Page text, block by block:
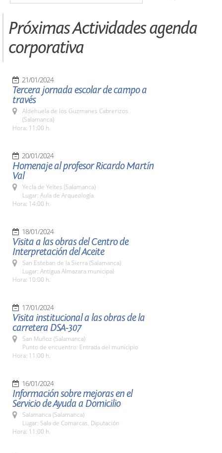
Próximas Actividades agenda
corporativa
21/01/2024
Tercera jornada escolar de campo a
través
Aldehuela de los Guzmanes Cabrerizos
(Salamanca)
Hora: 11:00 h.
20/01/2024
Homenaje al profesor Ricardo Martín
Val
Yecla de Yeltes (Salamanca)
Lugar: Aula de Arqueología
Hora: 14:00 h.
18/01/2024
Visita a las obras del Centro de
Interpretación del Aceite
San Esteban de la Sierra (Salamanca)
Lugar: Antigua Almazara municipal
Hora: 10:00 h.
17/01/2024
Visita institucional a las obras de la
carretera DSA-307
San Muñoz (Salamanca)
Punto de encuentro: Entrada del municipio
Hora: 11:00 h.
16/01/2024
Información sobre mejoras en el
Servicio de Ayuda a Domicilio
Salamanca (Salamanca)
Lugar: Sala de Comarcas. Diputación
Hora: 11:00 h.